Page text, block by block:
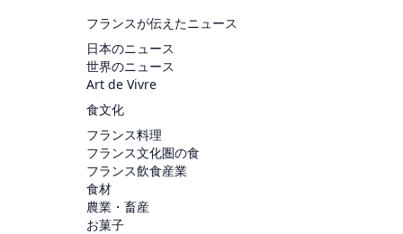
フランスが伝えたニュース
日本のニュース
世界のニュース
Art de Vivre
食文化
フランス料理
フランス文化圏の食
フランス飲食産業
食材
農業・畜産
お菓子